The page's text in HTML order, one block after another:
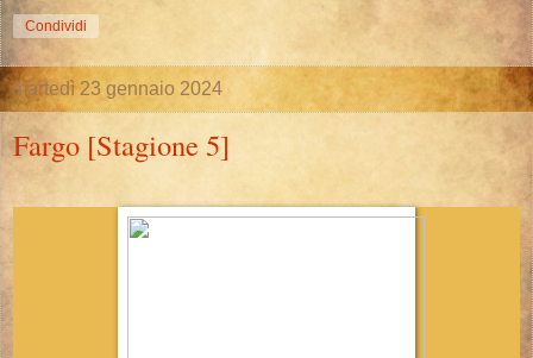
Condividi
martedì 23 gennaio 2024
Fargo [Stagione 5]